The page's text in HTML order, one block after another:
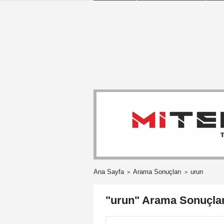
Ana Sayfa Arama Sonuçları urun
"urun" Arama